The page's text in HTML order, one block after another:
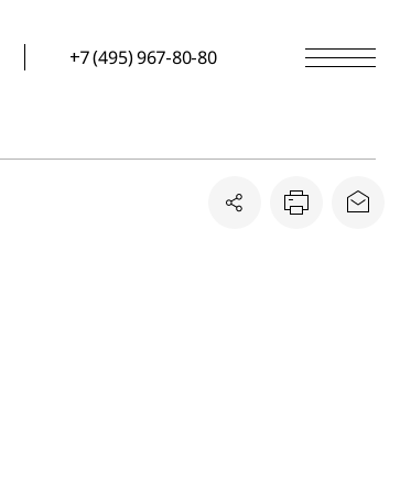
+7 (495) 967-80-80